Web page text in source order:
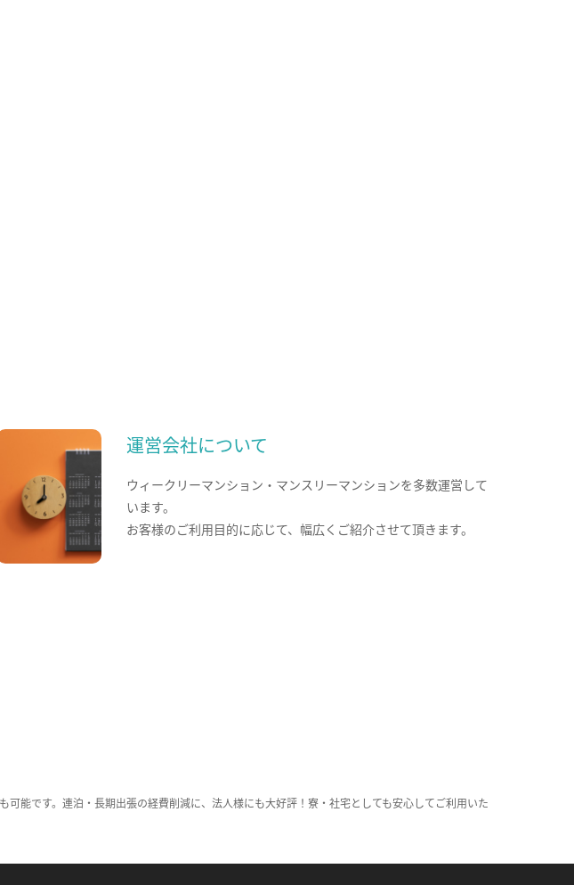
運営会社について
ウィークリーマンション・マンスリーマンションを多数運営して
います。
お客様のご利用目的に応じて、幅広くご紹介させて頂きます。
能です。連泊・長期出張の経費削減に、法人様にも大好評！寮・社宅としても安心してご利用いた